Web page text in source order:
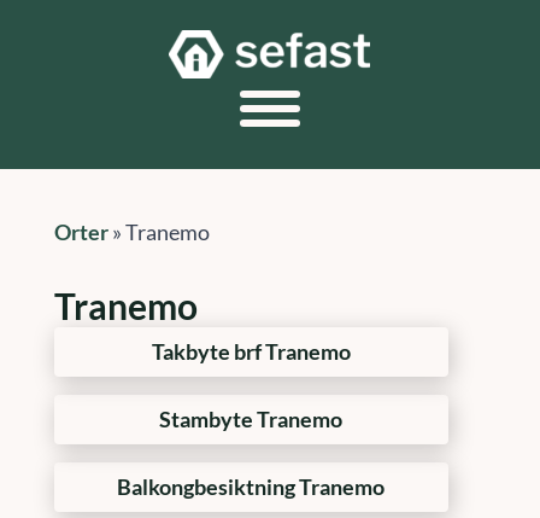
Orter»Tranemo
Tranemo
Takbyte brf Tranemo
Stambyte Tranemo
Balkongbesiktning Tranemo